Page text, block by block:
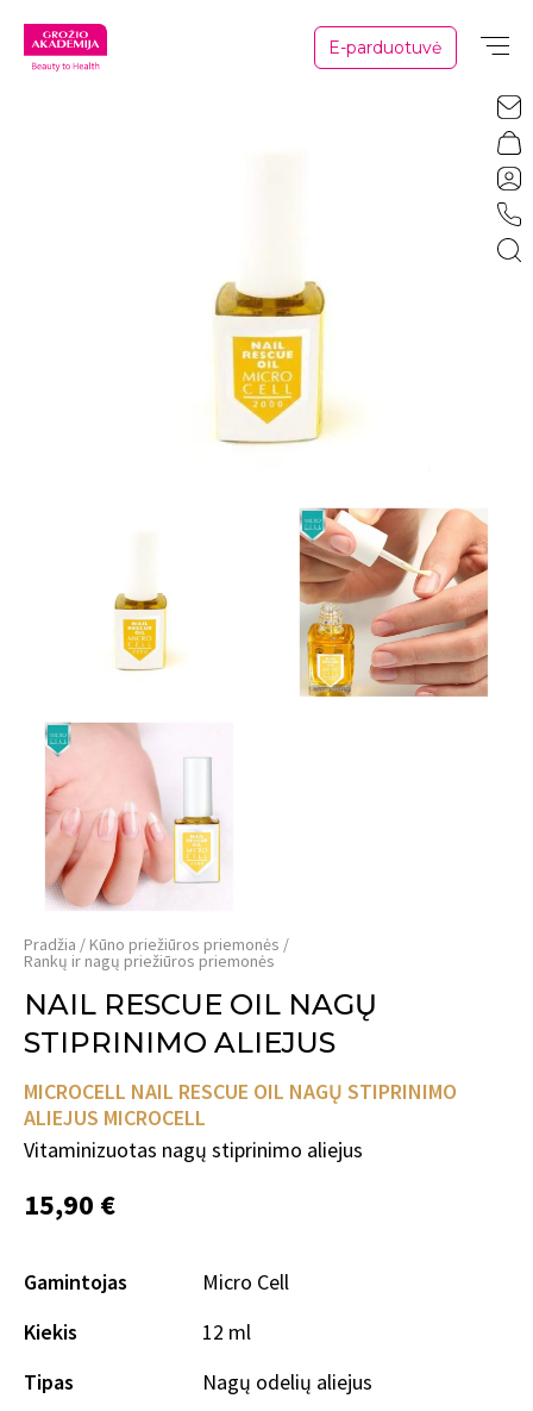
E-parduotuvė
Pradžia Kūno priežiūros priemonės
Rankų ir nagų priežiūros priemonės
NAIL RESCUE OIL NAGŲ
STIPRINIMO ALIEJUS
MICROCELL NAIL RESCUE OIL NAGŲ STIPRINIMO
ALIEJUS MICROCELL
Vitaminizuotas nagų stiprinimo aliejus
15,90 €
Gamintojas
Micro Cell
Kiekis
12 ml
Tipas
Nagų odelių aliejus